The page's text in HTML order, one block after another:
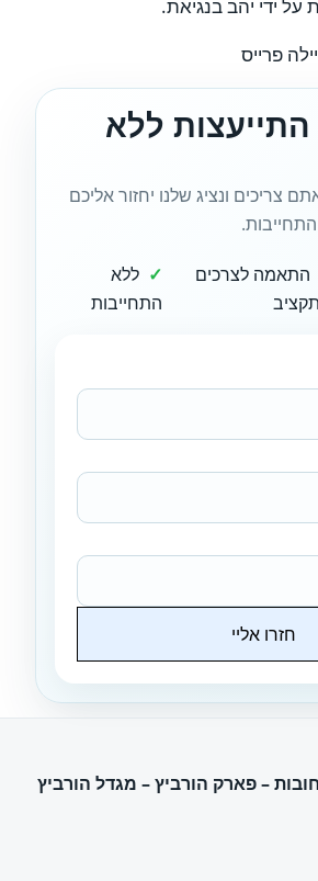
ידי יהב בנגיאת.
פרייס
ללא
צריכים ונציג שלנו יחזור אליכם
התאמה לצרכים
ללא
התחייבות
חזרו אליי
קינד 2 רחובות – פארק הורביץ – מגדל הורביץ